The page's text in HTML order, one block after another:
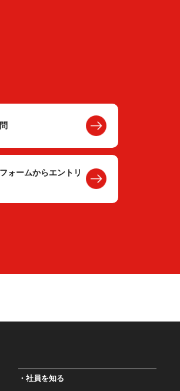
ォームからエントリ
社員を知る